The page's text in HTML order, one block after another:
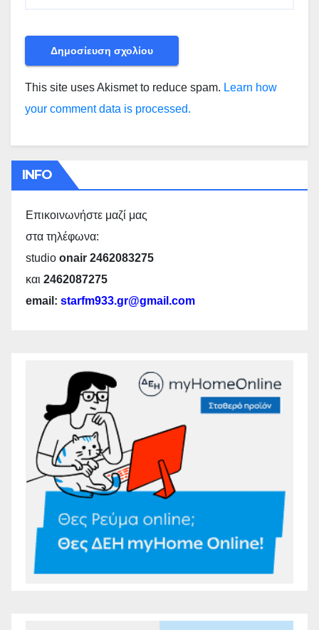
This site uses Akismet to reduce spam. Learn how
your comment data is processed.
INFO
Επικοινωνήστε μαζί μας
στα τηλέφωνα:
studio onair 2462083275
και 2462087275
email: starfm933.gr@gmail.com